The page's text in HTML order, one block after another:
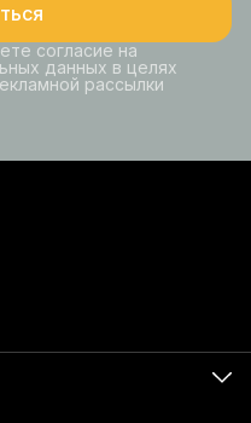
согласие на
данных в целях
рассылки